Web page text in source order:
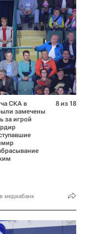
СКА в
замечены
за игрой
медиабанк
8 из 18